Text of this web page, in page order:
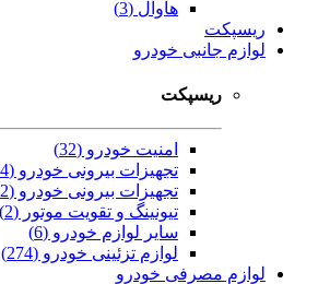
هاوال (3)
ریسپکت
لوازم جانبی خودرو
ریسپکت
امنیت خودرو (32)
تجهیزات بیرونی خودرو (604)
تجهیزات بیرونی خودرو (12)
تیونینگ و تقویت موتور (2)
سایر لوازم خودرو (6)
لوازم تزئینی خودرو (274)
لوازم مصرفی خودرو